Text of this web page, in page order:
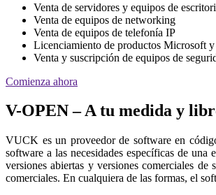
Venta de servidores y equipos de
Venta de equipos de networking
Venta de equipos de telefonía IP
Licenciamiento de productos Microsoft
Venta y suscripción de equipos de
Comienza ahora
V-OPEN – A tu medida y
VUCK es un proveedor de software en
software a las necesidades específicas de
versiones abiertas y versiones comerciales
comerciales. En cualquiera de las formas, el